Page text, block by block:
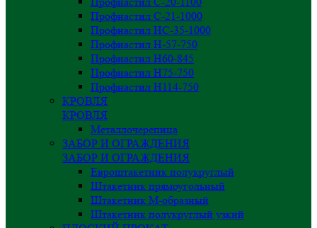
Профнастил С-21-1000
Профнастил НС-35-1000
Профнастил H-57-750
Профнастил Н60-845
Профнастил Н75-750
Профнастил Н114-750
КРОВЛЯ
КРОВЛЯ
Металлочерепица
ЗАБОР И ОГРАЖДЕНИЯ
ЗАБОР И ОГРАЖДЕНИЯ
Евроштакетник полукруглый
Штакетник прямоугольный
Штакетник М-образный
Штакетник полукруглый узкий